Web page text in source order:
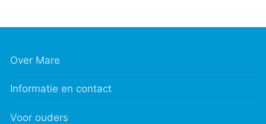
Over Mare
Informatie en contact
Voor ouders